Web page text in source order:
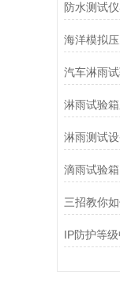
防水测试
海洋模拟
汽车淋雨
淋雨试验
滴雨试验
三招教你